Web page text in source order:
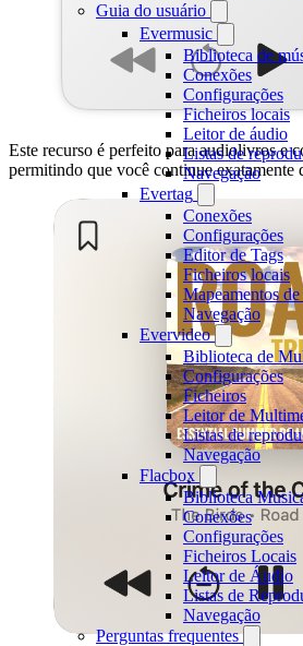
Guia do usuário
Evermusic
Biblioteca de
Conexões
Configurações
Ficheiros locais
Leitor de áudio
Listas de
Navegação
Evertag
Conexões
Configurações
Editor de Tags
Ficheiros locais
Mapeamentos
Navegação
Evervideo
Biblioteca de
Configurações
Ficheiros
Leitor de
Listas de
Navegação
Flacbox
Biblioteca
Conexões
Configurações
Ficheiros Locais
Leitor de Áudio
Listas de
Navegação
Perguntas frequentes
Este recurso é perfeito para audiolivros e
permitindo que você continue exatamente